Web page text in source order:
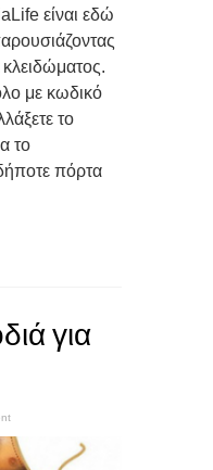
είναι εδώ
με κωδικό
το
το
πόρτα
για